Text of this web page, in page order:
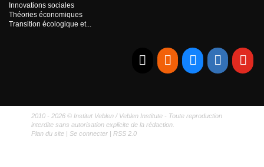
Innovations sociales
Théories économiques
Transition écologique et...
2010 - 2026 © Institut Veblen / Veblen Institute - Toute reproduction
interdite sans autorisation explicite de la rédaction.
Plan du site |Se connecter RSS 2.0